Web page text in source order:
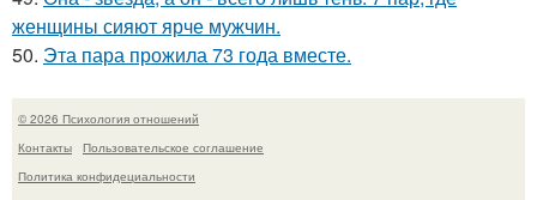
женщины сияют ярче мужчин.
50. Эта пара прожила 73 года вместе.
© 2026 Психология отношений
Контакты
Пользовательское соглашение
Политика конфидециальности